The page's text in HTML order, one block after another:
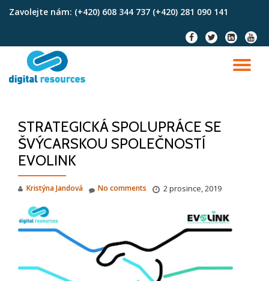
Zavolejte nám: (+420) 608 344 737 (+420) 281 090 141
fa-
facebook
fa-
twitter
fa-
linkedin-
square
fa-
STRATEGICKÁ SPOLUPRÁCE SE
ŠVÝCARSKOU SPOLEČNOSTÍ
EVOLINK
Kristýna Jandová 2 prosince, 2019
No comments